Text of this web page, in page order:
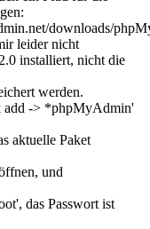
downloads/
leider nicht
installiert, nicht die
werden.
add -> *phpMyAdmin'
aktuelle Paket
und
das Passwort ist